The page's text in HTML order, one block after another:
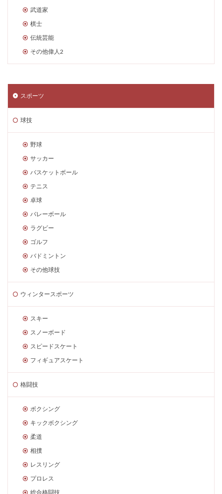
武道家
棋士
伝統芸能
その他偉人2
スポーツ
球技
野球
サッカー
バスケットボール
テニス
卓球
バレーボール
ラグビー
ゴルフ
バドミントン
その他球技
ウィンタースポーツ
スキー
スノーボード
スピードスケート
フィギュアスケート
格闘技
ボクシング
キックボクシング
柔道
相撲
レスリング
プロレス
総合格闘技